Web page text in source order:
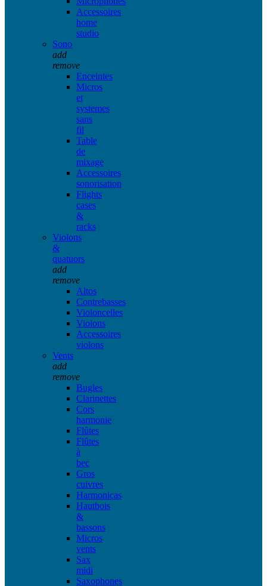
Accessoires
home
studio
Sono
add
remove
Enceintes
Micros
et
systemes
sans
fil
Table
de
mixage
Accessoires
sonorisation
Flights
cases
&
racks
Violons
&
quatuors
add
remove
Altos
Contrebasses
Violoncelles
Violons
Accessoires
violons
Vents
add
remove
Bugles
Clarinettes
Cors
harmonie
Flûtes
Flûtes
à
bec
Gros
cuivres
Harmonicas
Hautbois
&
bassons
Micros
vents
Sax
midi
Saxophones